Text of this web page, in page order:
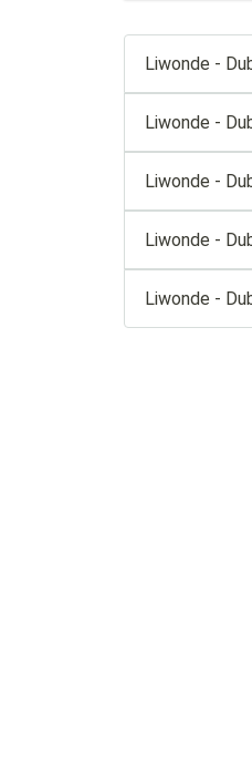
Liwonde -
Liwonde -
Liwonde -
Liwonde -
Liwonde -